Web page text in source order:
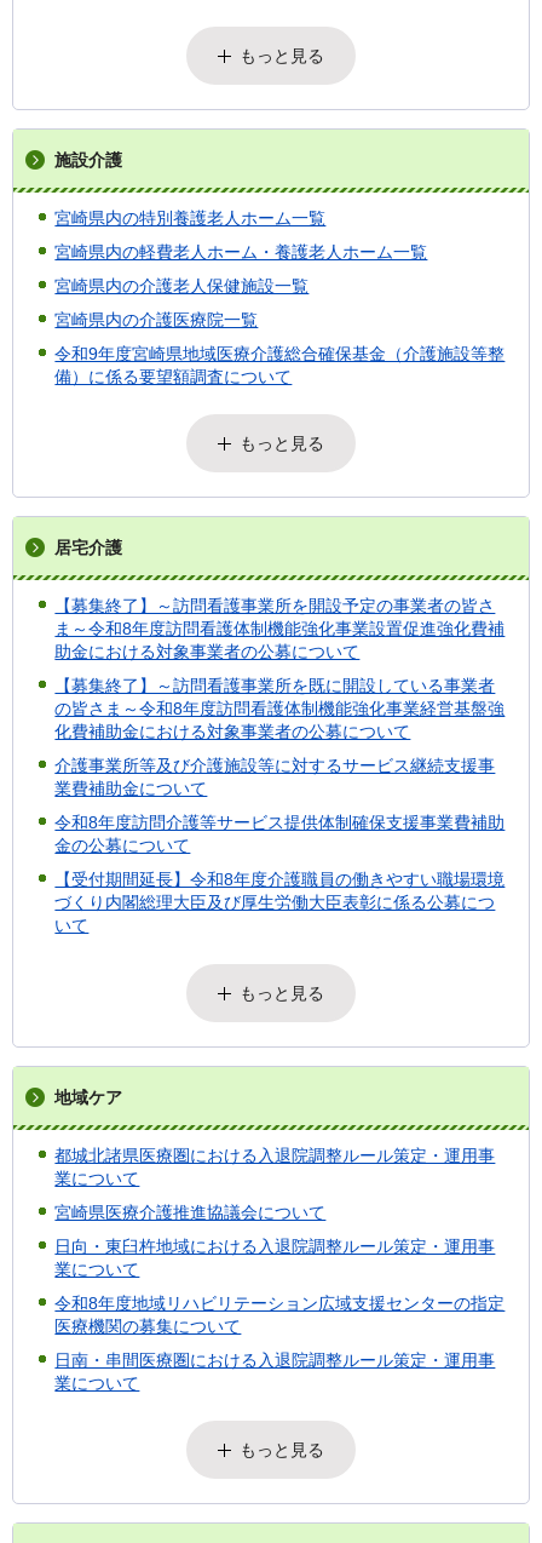
もっと見る
施設介護
宮崎県内の特別養護老人ホーム一覧
宮崎県内の軽費老人ホーム・養護老人ホーム一覧
宮崎県内の介護老人保健施設一覧
宮崎県内の介護医療院一覧
令和9年度宮崎県地域医療介護総合確保基金（介護施設等整
備）に係る要望額調査について
もっと見る
居宅介護
【募集終了】～訪問看護事業所を開設予定の事業者の皆さ
ま～令和8年度訪問看護体制機能強化事業設置促進強化費補
助金における対象事業者の公募について
【募集終了】～訪問看護事業所を既に開設している事業者
の皆さま～令和8年度訪問看護体制機能強化事業経営基盤強
化費補助金における対象事業者の公募について
介護事業所等及び介護施設等に対するサービス継続支援事
業費補助金について
令和8年度訪問介護等サービス提供体制確保支援事業費補助
金の公募について
【受付期間延長】令和8年度介護職員の働きやすい職場環境
づくり内閣総理大臣及び厚生労働大臣表彰に係る公募につ
いて
もっと見る
地域ケア
都城北諸県医療圏における入退院調整ルール策定・運用事
業について
宮崎県医療介護推進協議会について
日向・東臼杵地域における入退院調整ルール策定・運用事
業について
令和8年度地域リハビリテーション広域支援センターの指定
医療機関の募集について
日南・串間医療圏における入退院調整ルール策定・運用事
業について
もっと見る